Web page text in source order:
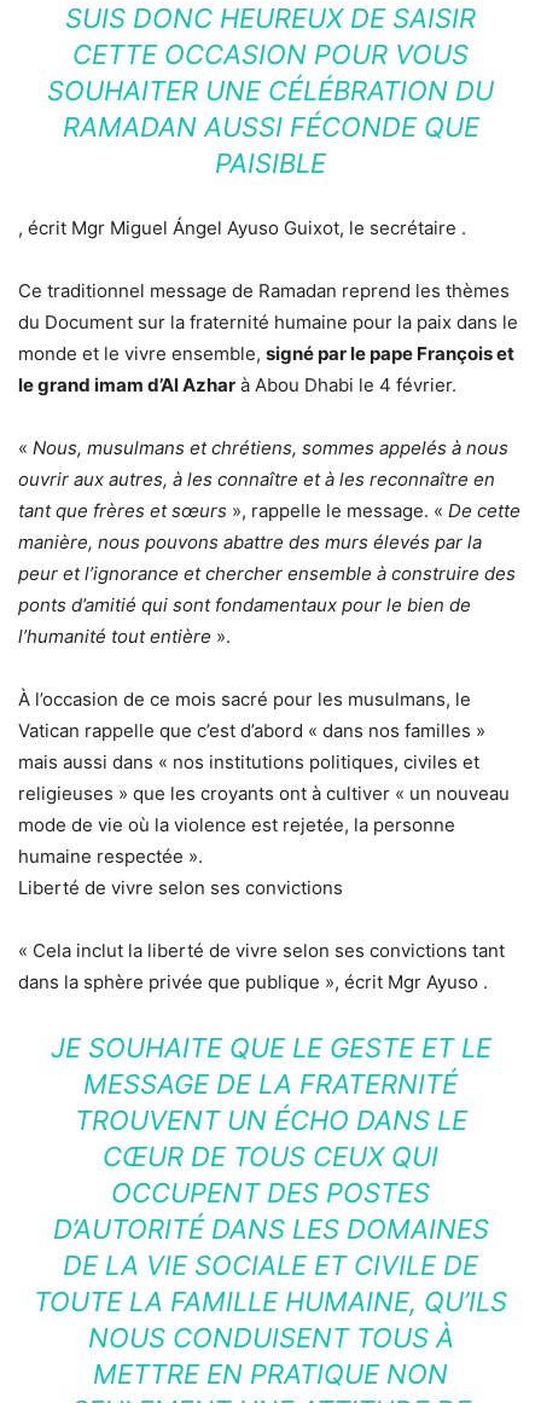
SUIS DONC HEUREUX DE SAISIR
CETTE OCCASION POUR VOUS
SOUHAITER UNE CÉLÉBRATION DU
RAMADAN AUSSI FÉCONDE QUE
PAISIBLE
, écrit Mgr Miguel Ángel Ayuso Guixot, le secrétaire .
Ce traditionnel message de Ramadan reprend les thèmes
du Document sur la fraternité humaine pour la paix dans le
monde et le vivre ensemble, signé par le pape François et
le grand imam d’Al Azhar à Abou Dhabi le 4 février.
« Nous, musulmans et chrétiens, sommes appelés à nous
ouvrir aux autres, à les connaître et à les reconnaître en
tant que frères et sœurs », rappelle le message. « De cette
manière, nous pouvons abattre des murs élevés par la
peur et l’ignorance et chercher ensemble à construire des
ponts d’amitié qui sont fondamentaux pour le bien de
l’humanité tout entière ».
À l’occasion de ce mois sacré pour les musulmans, le
Vatican rappelle que c’est d’abord « dans nos familles »
mais aussi dans « nos institutions politiques, civiles et
religieuses » que les croyants ont à cultiver « un nouveau
mode de vie où la violence est rejetée, la personne
humaine respectée ».
Liberté de vivre selon ses convictions
« Cela inclut la liberté de vivre selon ses convictions tant
dans la sphère privée que publique », écrit Mgr Ayuso .
JE SOUHAITE QUE LE GESTE ET LE
MESSAGE DE LA FRATERNITÉ
TROUVENT UN ÉCHO DANS LE
CŒUR DE TOUS CEUX QUI
OCCUPENT DES POSTES
D’AUTORITÉ DANS LES DOMAINES
DE LA VIE SOCIALE ET CIVILE DE
TOUTE LA FAMILLE HUMAINE, QU’ILS
NOUS CONDUISENT TOUS À
METTRE EN PRATIQUE NON